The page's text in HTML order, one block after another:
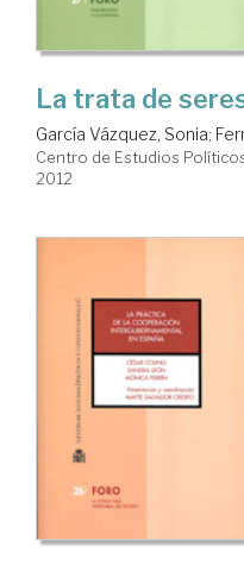
La trata de
García Vázquez, Sonia;
Centro de Estudios
2012